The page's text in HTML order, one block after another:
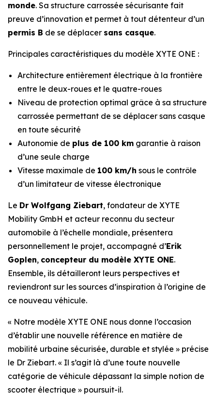
monde. Sa structure carrossée sécurisante fait
preuve d’innovation et permet à tout détenteur d’un
permis B de se déplacer sans casque.
Principales caractéristiques du modèle XYTE ONE :
Architecture entièrement électrique à la frontière
entre le deux-roues et le quatre-roues
Niveau de protection optimal grâce à sa structure
carrossée permettant de se déplacer sans casque
en toute sécurité
Autonomie de plus de 100 km garantie à raison
d’une seule charge
Vitesse maximale de 100 km/h sous le contrôle
d’un limitateur de vitesse électronique
Le Dr Wolfgang Ziebart, fondateur de XYTE
Mobility GmbH et acteur reconnu du secteur
automobile à l’échelle mondiale, présentera
personnellement le projet, accompagné d’Erik
Goplen, concepteur du modèle XYTE ONE.
Ensemble, ils détailleront leurs perspectives et
reviendront sur les sources d’inspiration à l’origine de
ce nouveau véhicule.
« Notre modèle XYTE ONE nous donne l’occasion
d’établir une nouvelle référence en matière de
mobilité urbaine sécurisée, durable et stylée » précise
le Dr Ziebart. « Il s’agit là d’une toute nouvelle
catégorie de véhicule dépassant la simple notion de
scooter électrique » poursuit-il.